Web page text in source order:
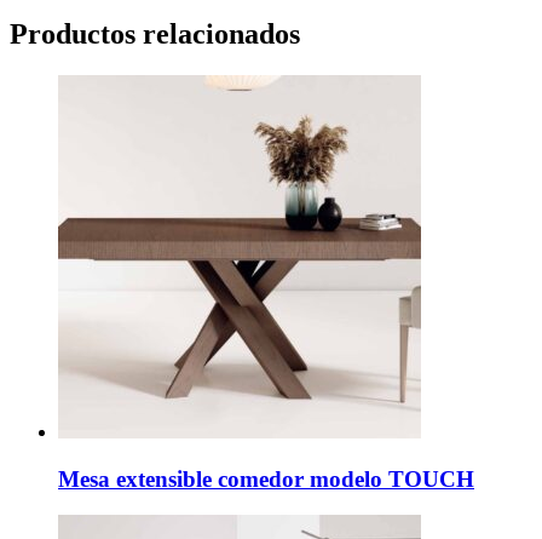
Productos relacionados
Mesa extensible comedor modelo TOUCH